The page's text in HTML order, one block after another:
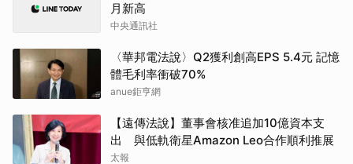
月新高
中央通訊社
〈華邦電法說〉Q2獲利創高EPS 5.4元 記憶
體毛利率衝破70%
anue鉅亨網
【遠傳法說】董事會核准追加10億資本支
出 與低軌衛星Amazon Leo合作順利推展
太報